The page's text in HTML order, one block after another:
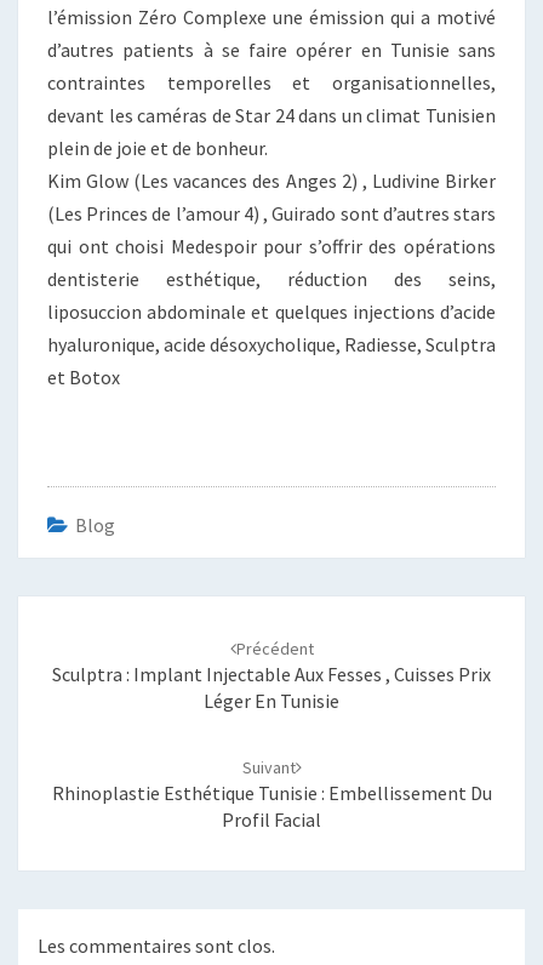
l’émission Zéro Complexe une émission qui a motivé
d’autres patients à se faire opérer en Tunisie sans
contraintes temporelles et organisationnelles,
devant les caméras de Star 24 dans un climat Tunisien
plein de joie et de bonheur.
Kim Glow (Les vacances des Anges 2) , Ludivine Birker
(Les Princes de l’amour 4) , Guirado sont d’autres stars
qui ont choisi Medespoir pour s’offrir des opérations
dentisterie esthétique, réduction des seins,
liposuccion abdominale et quelques injections d’acide
hyaluronique, acide désoxycholique, Radiesse, Sculptra
et Botox
Blog
Précédent
Sculptra : Implant Injectable Aux Fesses , Cuisses Prix
Léger En Tunisie
Suivant
Rhinoplastie Esthétique Tunisie : Embellissement Du
Profil Facial
Les commentaires sont clos.